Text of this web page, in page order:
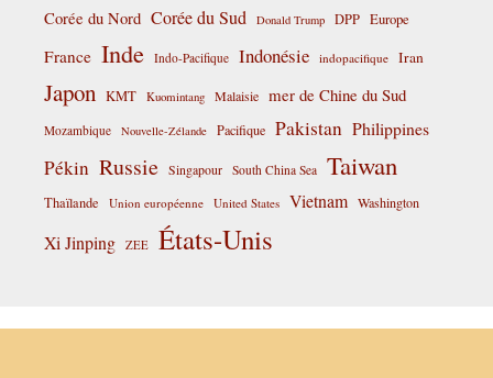
Corée du Nord Corée du Sud Donald Trump DPP Europe
France Inde Indo-Pacifique Indonésie indopacifique Iran
Japon KMT Kuomintang Malaisie mer de Chine du Sud
Mozambique Nouvelle-Zélande Pacifique Pakistan Philippines
Pékin Russie Singapour South China Sea Taiwan
Thaïlande Union européenne United States Vietnam Washington
Xi Jinping ZEE États-Unis